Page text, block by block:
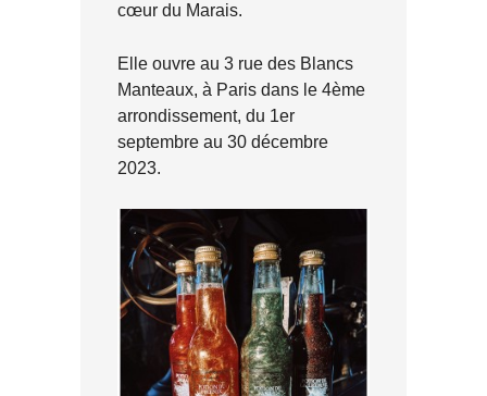
cœur du Marais.
Elle ouvre au 3 rue des Blancs
Manteaux, à Paris dans le 4ème
arrondissement, du 1er
septembre au 30 décembre
2023.